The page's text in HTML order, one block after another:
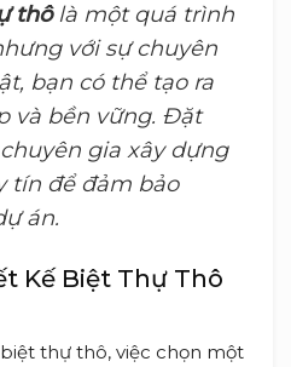
thôlà một quá trình
với sự chuyên
bạn có thể tạo ra
và bền vững. Đặt
gia xây dựng
tín để đảm bảo
án.
Kế Biệt Thự Thô
thự thô, việc chọn một